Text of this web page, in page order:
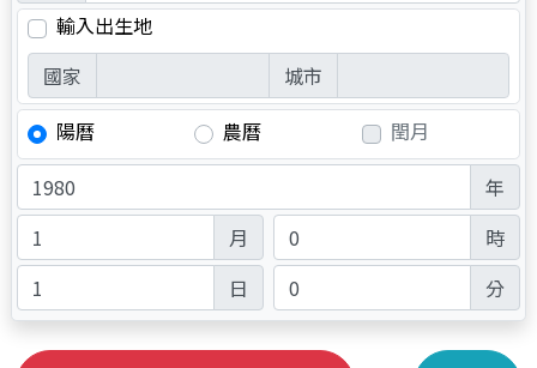
輸入出生地
國家
城市
陽曆
農曆
閏月
年
月
日
時
分